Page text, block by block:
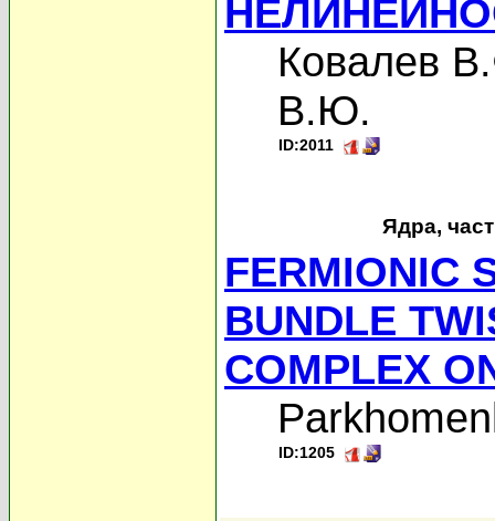
Ковалев
В.Ю.
ID:2011
Ядра,
FERMIONIC
BUNDLE
COMPLEX
ID:1205